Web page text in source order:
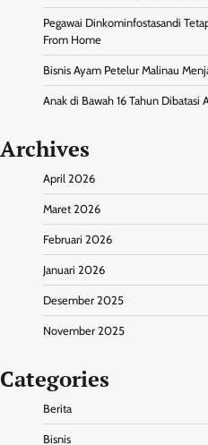
Pegawai Dinkominfostasandi
From Home
Bisnis Ayam Petelur Malinau
Anak di Bawah 16 Tahun Dibatasi
Archives
April 2026
Maret 2026
Februari 2026
Januari 2026
Desember 2025
November 2025
Categories
Berita
Bisnis